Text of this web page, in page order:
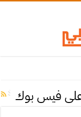
على فيس بوك